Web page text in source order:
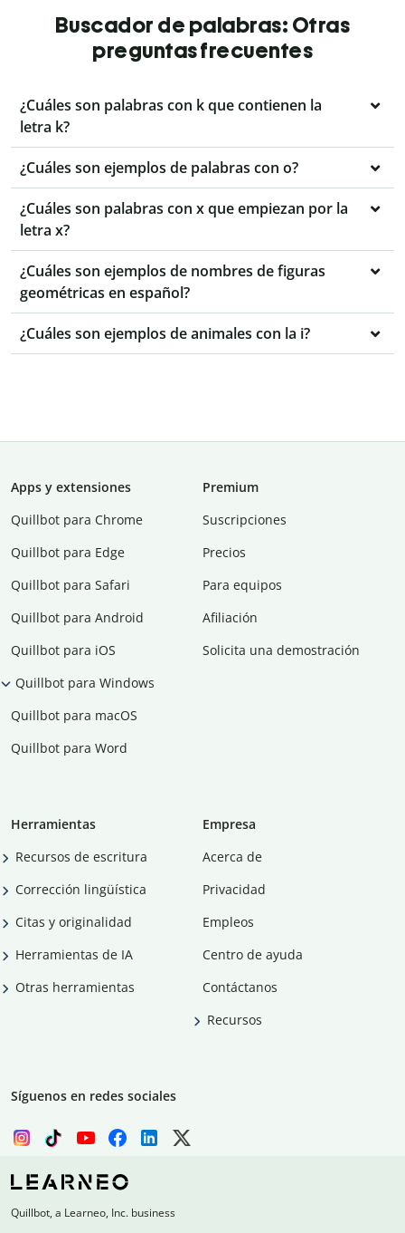
Buscador de palabras: Otras
preguntas frecuentes
¿Cuáles son palabras con k que contienen la
letra k?
¿Cuáles son ejemplos de palabras con o?
¿Cuáles son palabras con x que empiezan por la
letra x?
¿Cuáles son ejemplos de nombres de figuras
geométricas en español?
¿Cuáles son ejemplos de animales con la i?
Apps y extensiones
Quillbot para Chrome
Quillbot para Edge
Quillbot para Safari
Quillbot para Android
Quillbot para iOS
Quillbot para Windows
Quillbot para macOS
Quillbot para Word
Premium
Suscripciones
Precios
Para equipos
Afiliación
Solicita una demostración
Herramientas
Recursos de escritura
Corrección lingüística
Citas y originalidad
Herramientas de IA
Otras herramientas
Empresa
Acerca de
Privacidad
Empleos
Centro de ayuda
Contáctanos
Recursos
Síguenos en redes sociales
Quillbot, a Learneo, Inc. business